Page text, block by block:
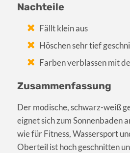
Nachteile
Fällt klein aus
Höschen sehr tief
Farben verblassen mit
Zusammenfassung
Der modische, schwarz-weiß
eignet sich zum Sonnenbaden
wie für Fitness, Wassersport
Oberteil ist hoch geschnitten